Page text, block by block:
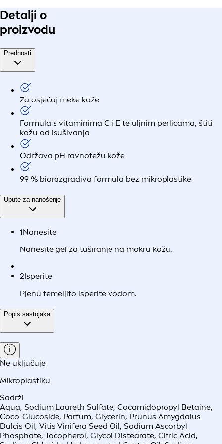
Detalji o
proizvodu
Prednosti
Za osjećaj meke kože
Formula s vitaminima C i E te uljnim perlicama, štiti
kožu od isušivanja
Održava pH ravnotežu kože
99 % biorazgradiva formula bez mikroplastike
Upute za nanošenje
1Nanesite
Nanesite gel za tuširanje na mokru kožu.
2Isperite
Pjenu temeljito isperite vodom.
Popis sastojaka
Ne uključuje
Mikroplastiku
Sadrži
Aqua, Sodium Laureth Sulfate, Cocamidopropyl Betaine,
Coco-Glucoside, Parfum, Glycerin, Prunus Amygdalus
Dulcis Oil, Vitis Vinifera Seed Oil, Sodium Ascorbyl
Phosphate, Tocopherol, Glycol Distearate, Citric Acid,